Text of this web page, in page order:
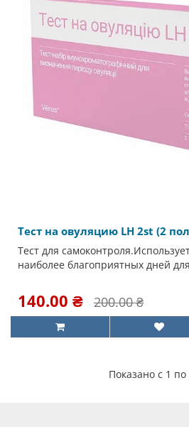
Тест на овуляцию LH 2st (2
Тест для
наиболее благоприятных дней
140.00 ₴ 200.00 ₴
Показано с 1